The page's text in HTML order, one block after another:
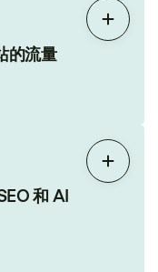
的流量
展开
和 AI
展开